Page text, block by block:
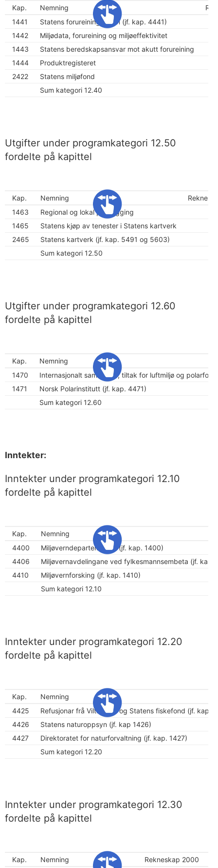
Kap. Nemning
1441
Statens forureiningstilsyn (jf. kap. 4441)
1442
Miljødata, forureining og miljøeffektivitet
1443
Statens beredskapsansvar mot akutt forureining
1444
Produktregisteret
2422
Statens miljøfond
Sum kategori 12.40
Utgifter under programkategori 12.50
fordelte på kapittel
Kap. Nemning
1463
Regional og lokal planlegging
1465
Statens kjøp av tenester i Statens kartverk
2465
Statens kartverk (jf. kap. 5491 og 5603)
Sum kategori 12.50
Utgifter under programkategori 12.60
fordelte på kapittel
Kap.
Nemning
1470
Internasjonalt samarbeid, tiltak for luftmiljø og
1471
Norsk Polarinstitutt (jf. kap. 4471)
Sum kategori 12.60
Inntekter:
Inntekter under programkategori 12.10
fordelte på kapittel
Kap.
Nemning
4400
Miljøverndepartementet (jf. kap. 1400)
4406
Miljøvernavdelingane ved fylkesmannsembeta (jf. kap.
4410
Miljøvernforsking (jf. kap. 1410)
Sum kategori 12.10
Inntekter under programkategori 12.20
fordelte på kapittel
Kap.
Nemning
4425
Refusjonar frå Viltfondet og Statens fiskefond (jf. kap.
4426
Statens naturoppsyn (jf. kap 1426)
4427
Direktoratet for naturforvaltning (jf. kap. 1427)
Sum kategori 12.20
Inntekter under programkategori 12.30
fordelte på kapittel
Kap. Nemning Rekneskap 2000